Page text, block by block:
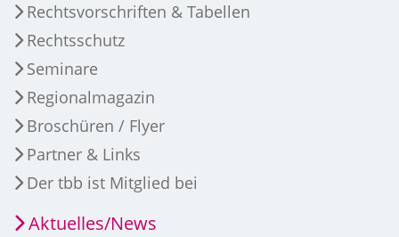
Rechtsvorschriften & Tabellen
Rechtsschutz
Seminare
Regionalmagazin
Broschüren / Flyer
Partner & Links
Der tbb ist Mitglied bei
Aktuelles/News